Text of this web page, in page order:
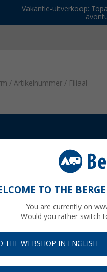
Vakantie-uitverkoop:
Easy Camp Pasvik 4 tunneltent
TO THE
You are currently on
Would you rather switch
THE WEBSHOP IN ENGLISH